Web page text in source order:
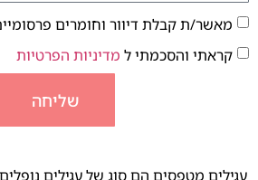
מאשר/ת קבלת דיוור וחומרים
קראתי והסכמתי ל מדיניות הפרטיות
שליחה
עגילים מטפסים הם סוג של עגילים